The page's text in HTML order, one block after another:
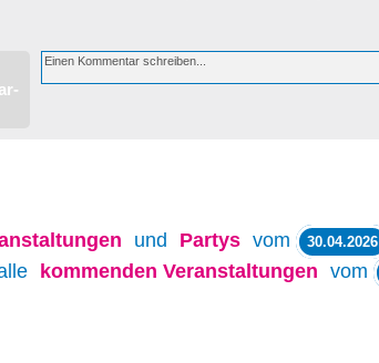
und Partys vom 30.04.2026
kommenden Veranstaltungen vom